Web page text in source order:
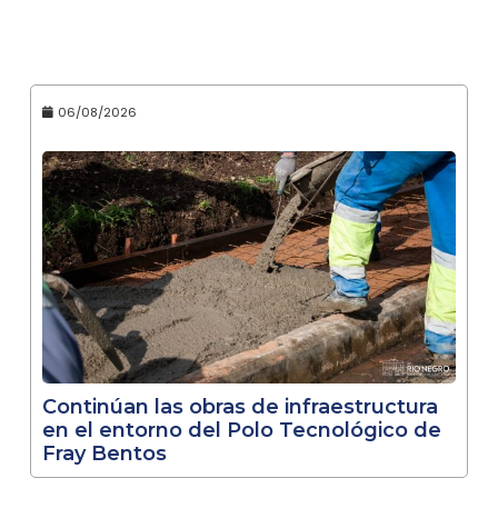
06/08/2026
Continúan las obras de infraestructura
en el entorno del Polo Tecnológico de
Fray Bentos